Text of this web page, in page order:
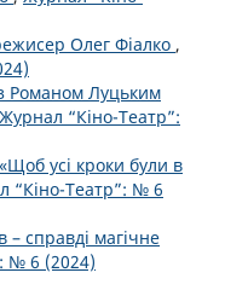
Олег Фіалко ,
Романом Луцьким
Журнал “Кіно-Театр”:
усі кроки були в
“Кіно-Театр”: № 6
– справді магічне
№ 6 (2024)